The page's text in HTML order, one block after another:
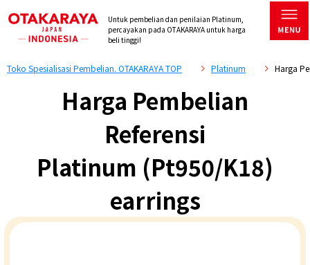
Untuk pembelian dan penilaian Platinum,
percayakan pada OTAKARAYA untuk harga
beli tinggi!
Toko Spesialisasi Pembelian. OTAKARAYA TOP Platinum Harga
Harga Pembelian
Referensi
Platinum (Pt950/K18)
earrings